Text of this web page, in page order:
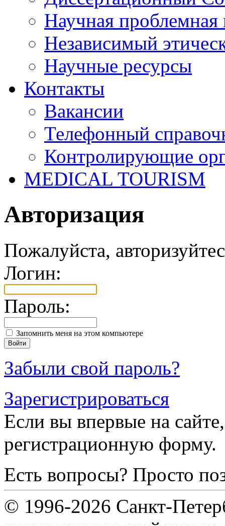
Научная проблемная
Независимый
Научные ресурсы
Контакты
Вакансии
Телефонный
Контролирующие
MEDICAL TOURISM
Авторизация
Пожалуйста,
Логин:
Пароль:
Запомнить меня на этом компьютере
Забыли свой пароль?
Зарегистрироваться
Если вы впервые на
регистрационную форму.
Есть вопросы? Просто
© 1996-2026 Санкт-